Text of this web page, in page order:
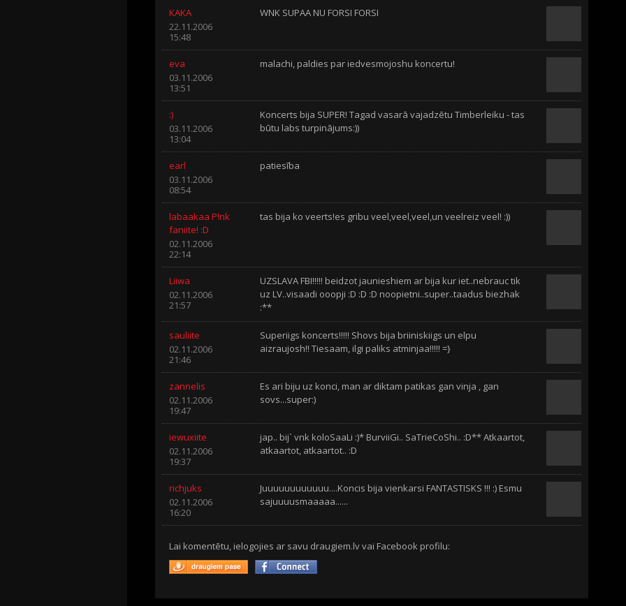
KAKA
22.11.2006
15:48
WNK SUPAA NU FORSI FORSI
eva
03.11.2006
13:51
malachi, paldies par iedvesmojoshu koncertu!
:)
03.11.2006
13:04
Koncerts bija SUPER! Tagad vasarā vajadzētu Timberleiku - tas
būtu labs turpinājums:))
earl
03.11.2006
08:54
patiesība
labaakaa P!nk
faniite! :D
02.11.2006
22:14
tas bija ko veerts!es gribu veel,veel,veel,un veelreiz veel! :))
Liiwa
02.11.2006
21:57
UZSLAVA FBI!!!!! beidzot jaunieshiem ar bija kur iet..nebrauc tik
uz LV..visaadi ooopji :D :D :D noopietni..super..taadus biezhak
:**
sauliite
02.11.2006
21:46
Superiigs koncerts!!!!! Shovs bija briiniskiigs un elpu
aizraujosh!! Tiesaam, ilgi paliks atminjaa!!!!! =}
zannelis
02.11.2006
19:47
Es ari biju uz konci, man ar diktam patikas gan vinja , gan
sovs...super:)
iewuxiite
02.11.2006
19:37
jap.. bij` vnk koloSaaLi :)* BurviiGi.. SaTrieCoShi.. :D** Atkaartot,
atkaartot, atkaartot.. :D
richjuks
02.11.2006
16:20
Juuuuuuuuuuuu....Koncis bija vienkarsi FANTASTISKS !!! :) Esmu
sajuuuusmaaaaa......
Lai komentētu, ielogojies ar savu draugiem.lv vai Facebook profilu: